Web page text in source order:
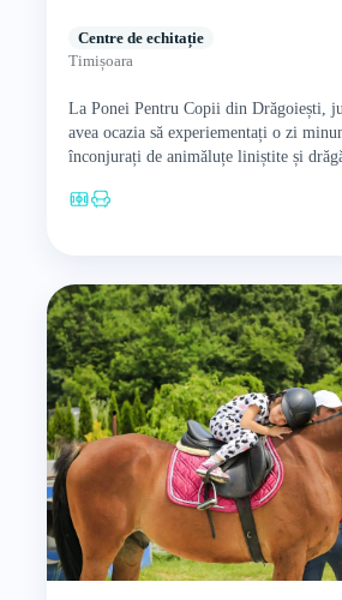
Centre de echitație
Timișoara
La Ponei Pentru Copii din Drăgoiești,
avea ocazia să experiementați o zi
înconjurați de animăluțe liniștite și